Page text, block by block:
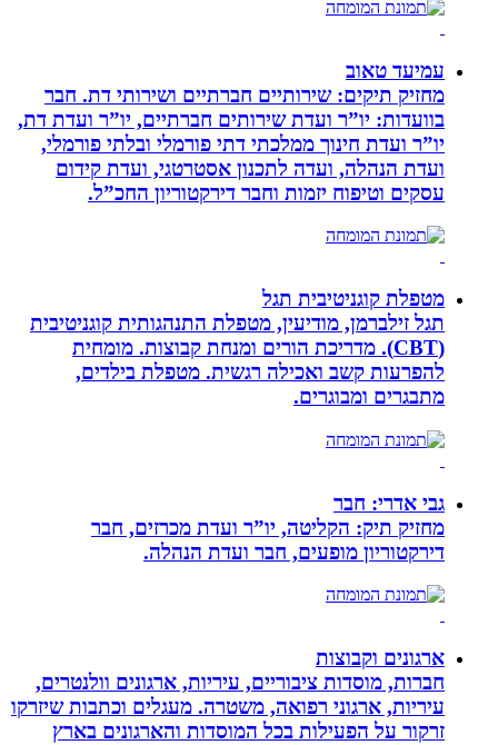
עמיעד טאוב
מחזיק תיקים: שירותיים חברתיים ושירותי דת. חבר
בוועדות: יו”ר ועדת שירותים חברתיים, יו”ר ועדת דת,
יו”ר ועדת חינוך ממלכתי דתי פורמלי ובלתי פורמלי,
ועדת הנהלה, ועדה לתכנון אסטרטגי, ועדת קידום
עסקים וטיפוח יזמות וחבר דירקטוריון החכ”ל.
מטפלת קוגניטיבית תגל
תגל זילברמן, מודיעין, מטפלת התנהגותית קוגניטיבית
(CBT). מדריכת הורים ומנחת קבוצות. מומחית
להפרעות קשב ואכילה רגשית. מטפלת בילדים,
מתבגרים ומבוגרים.
גבי אדרי: חבר
מחזיק תיק: הקליטה, יו”ר ועדת מכרזים, חבר
דירקטוריון מופעים, חבר ועדת הנהלה.
ארגונים וקבוצות
חברות, מוסדות ציבוריים, עיריות, ארגונים וולנטרים,
עיריות, ארגוני רפואה, משטרה. מעגלים וכתבות שיזרקו
זרקור על הפעילות בכל המוסדות והארגונים בארץ